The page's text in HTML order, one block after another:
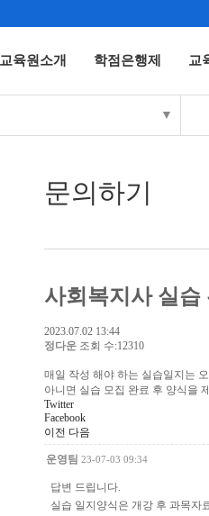
교육원소개 학점은행제 교
▼
문의하기
사회복지사 실습
2023.07.02 13:44
정다운 조회 수:12310
매일 작성 해야 하는 실습일지는
아니면 실습 모집 완료 후 양식을
Twitter
Facebook
이전 다음
운영팀 23-07-03 09:34
답변 드립니다.
실습 일지양식은 개강 후 과목자